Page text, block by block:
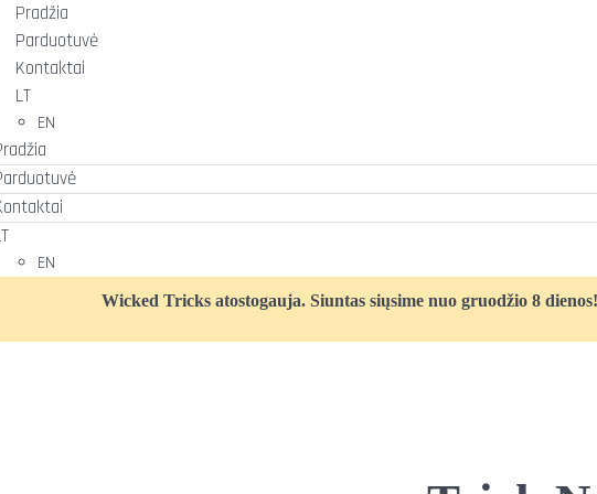
Pradžia
Parduotuvė
Kontaktai
LT
EN
EN
Wicked Tricks atostogauja. Siuntas siųsime nuo gruodžio 8 dienos!